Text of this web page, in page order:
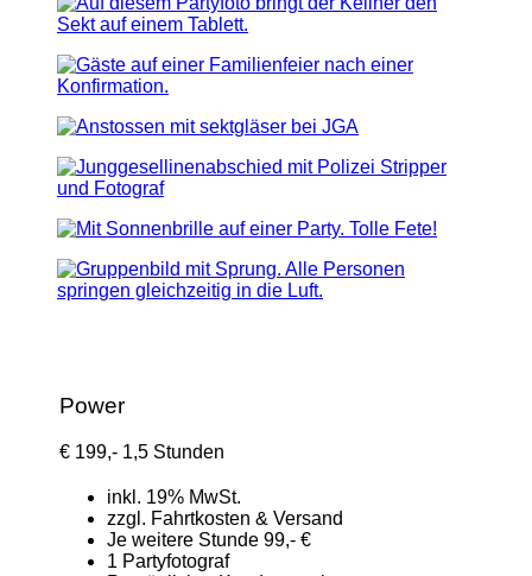
Power
€ 199,- 1,5 Stunden
inkl. 19% MwSt.
zzgl. Fahrtkosten & Versand
Je weitere Stunde 99,- €
1 Partyfotograf